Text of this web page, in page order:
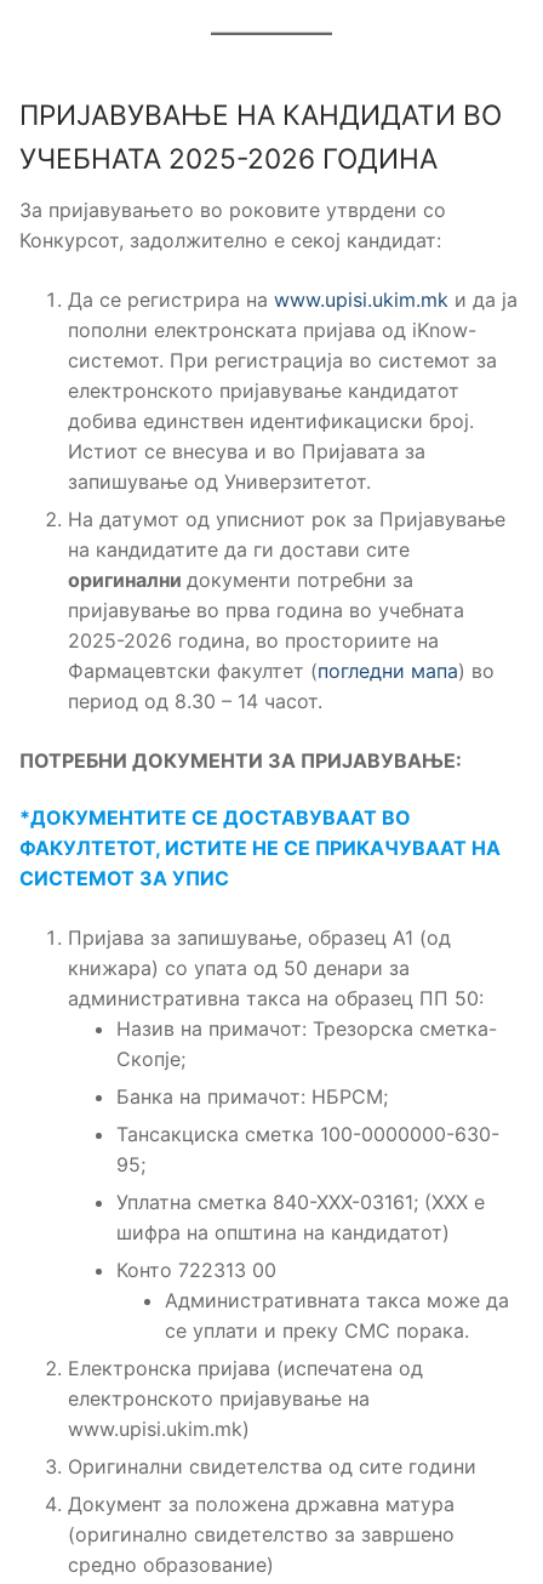
ПРИЈАВУВАЊЕ НА КАНДИДАТИ ВО
УЧЕБНАТА 2025-2026 ГОДИНА
За пријавувањето во роковите утврдени со
Конкурсот, задолжително е секој кандидат:
Да се регистрира на www.upisi.ukim.mk и да ја
пополни електронската пријава од iKnow-
системот. При регистрација во системот за
електронското пријавување кандидатот
добива единствен идентификациски број.
Истиот се внесува и во Пријавата за
запишување од Универзитетот.
На датумот од уписниот рок за Пријавување
на кандидатите да ги достави сите
оригинални документи потребни за
пријавување во прва година во учебната
2025-2026 година, во просториите на
Фармацевтски факултет (погледни мапа) во
период од 8.30 – 14 часот.
ПОТРЕБНИ ДОКУМЕНТИ ЗА ПРИЈАВУВАЊЕ:
*ДОКУМЕНТИТЕ СЕ ДОСТАВУВААТ ВО
ФАКУЛТЕТОТ, ИСТИТЕ НЕ СЕ ПРИКАЧУВААТ НА
СИСТЕМОТ ЗА УПИС
Пријава за запишување, образец А1 (од
книжара) со упата од 50 денари за
административна такса на образец ПП 50:
Назив на примачот: Трезорска сметка-
Скопје;
Банка на примачот: НБРСМ;
Тансакциска сметка 100-0000000-630-
95;
Уплатна сметка 840-ХХХ-03161; (ХХХ е
шифра на општина на кандидатот)
Конто 722313 00
Административната такса може да
се уплати и преку СМС порака.
Електронска пријава (испечатена од
електронското пријавување на
www.upisi.ukim.mk)
Оригинални свидетелства од сите години
Документ за положена државна матура
(оригинално свидетелство за завршено
средно образование)